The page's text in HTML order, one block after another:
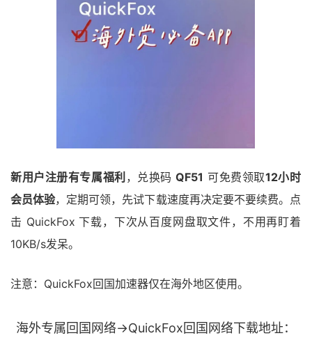
新用户注册有专属福利 ，兑换码QF51 可免费领取12小时
会员体验，定期可领，先试下载速度再决定要不要续费。点
击 QuickFox 下载，下次从百度网盘取文件，不用再盯着
10KB/s发呆。
注意：QuickFox回国加速器仅在海外地区使用。
海外专属回国网络→QuickFox回国网络下载地址：